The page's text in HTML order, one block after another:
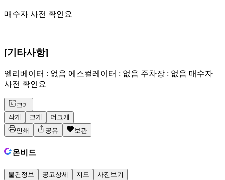
매수자 사전 확인요
[기타사항]
엘리베이터 : 없음 에스컬레이터 : 없음 주차장 : 없음 매수자
사전 확인요
크기
작게
크게
더크게
인쇄
공유 보관
온비드
물건정보 공고상세 지도 사진보기